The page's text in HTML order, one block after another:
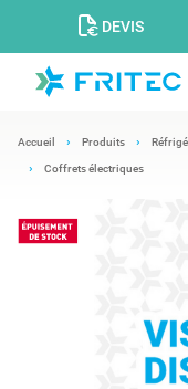
DEVIS
Accueil Produits
Coffrets électriques